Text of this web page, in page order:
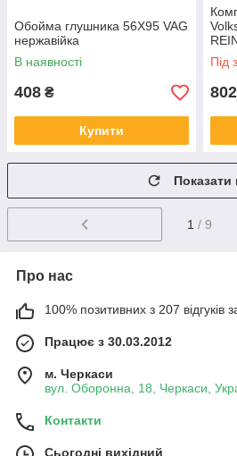
Обойма глушника 56X95 VAG
нержавійка
В наявності
408 ₴
Купити
Під
802
Показати
1 / 9
Про нас
100% позитивних з 207 відгуків
Працює з 30.03.2012
м. Черкаси
вул. Оборонна, 18, Черкаси,
Контакти
Сьогодні вихідний